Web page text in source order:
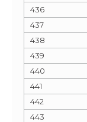
436
437
438
439
440
441
442
443